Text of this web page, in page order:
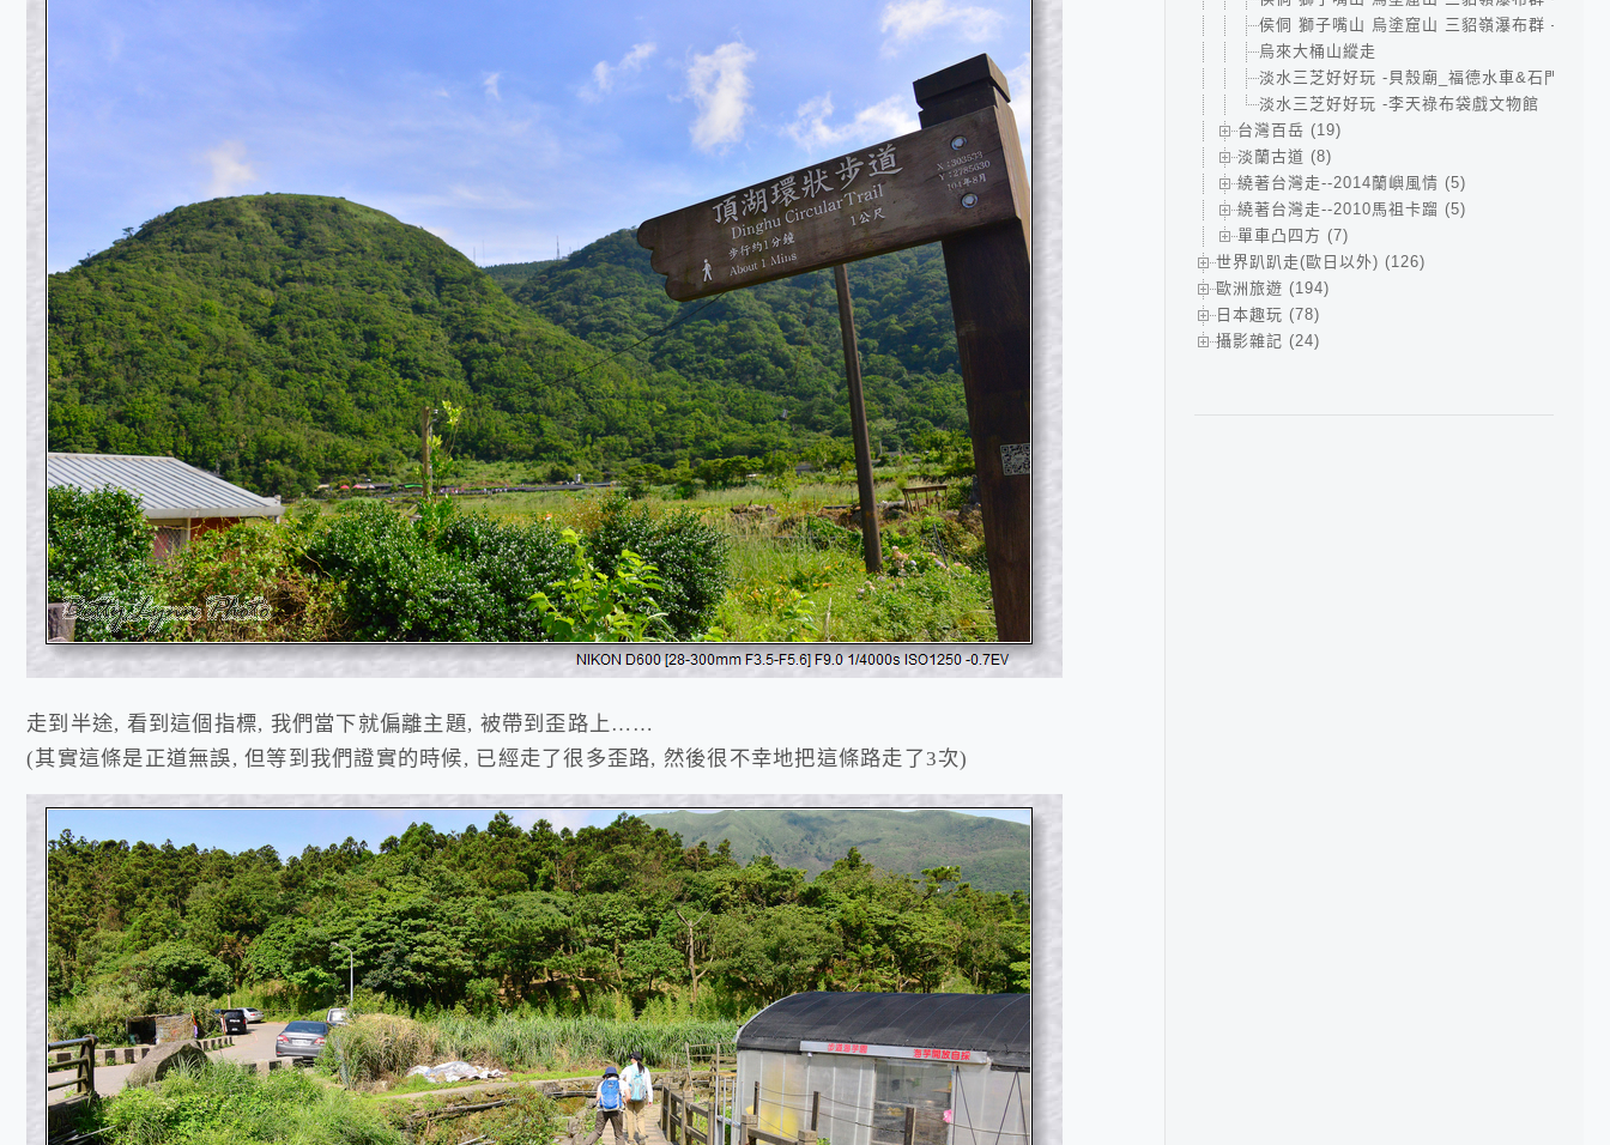
走到半途, 看到這個指標, 我們當下就偏離主題, 被帶到歪路上……
(其實這條是正道無誤, 但等到我們證實的時候, 已經走了很多歪路, 然後很不幸地把這條路走了3次)
侯侗 獅子嘴山 烏塗窟山 三貂嶺瀑布群 – 1 –
烏來大桶山縱走
淡水三芝好好玩 -貝殼廟_福德水車&石門婚紗
淡水三芝好好玩 -李天祿布袋戲文物館
台灣百岳 (19)
淡蘭古道 (8)
繞著台灣走--2014蘭嶼風情 (5)
繞著台灣走--2010馬祖卡蹓 (5)
單車凸四方 (7)
世界趴趴走(歐日以外) (126)
歐洲旅遊 (194)
日本趣玩 (78)
攝影雜記 (24)